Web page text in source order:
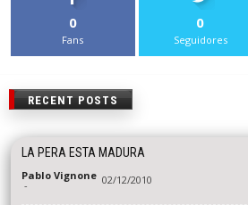
0
Fans
0
Seguidores
RECENT POSTS
LA PERA ESTA MADURA
Pablo Vignone
- 02/12/2010